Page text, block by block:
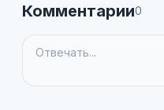
Комментарии0